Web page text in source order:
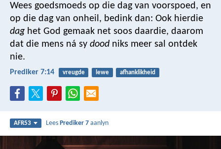
Wees goedsmoeds op die dag van voorspoed, en
op die dag van onheil, bedink dan: Ook hierdie
dag het God gemaak net soos daardie, daarom
dat die mens ná sy dood niks meer sal ontdek
nie.
Prediker 7:14 vreugde lewe afhanklikheid
AFR53 LeesPrediker 7 aanlyn